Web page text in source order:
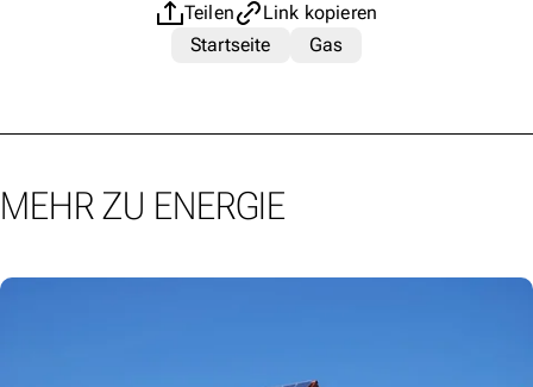
Teilen
Link kopieren
Startseite
Gas
MEHR ZU ENERGIE